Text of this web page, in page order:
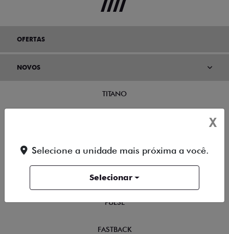
OFERTAS
NOVOS
TITANO
TORO
FASTBACK HYBRID
PULSE
FASTBACK
X
Selecione a unidade mais próxima a você.
Selecionar